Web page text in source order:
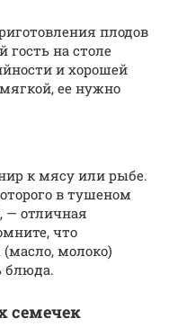
плодов
на столе
и хорошей
ее нужно
к мясу или рыбе.
в тушеном
— отличная
что
молоко)
блюда.
семечек